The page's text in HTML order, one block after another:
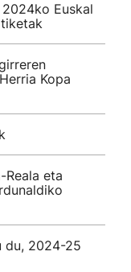
Euskal
Kopa
Reala eta
du, 2024-25